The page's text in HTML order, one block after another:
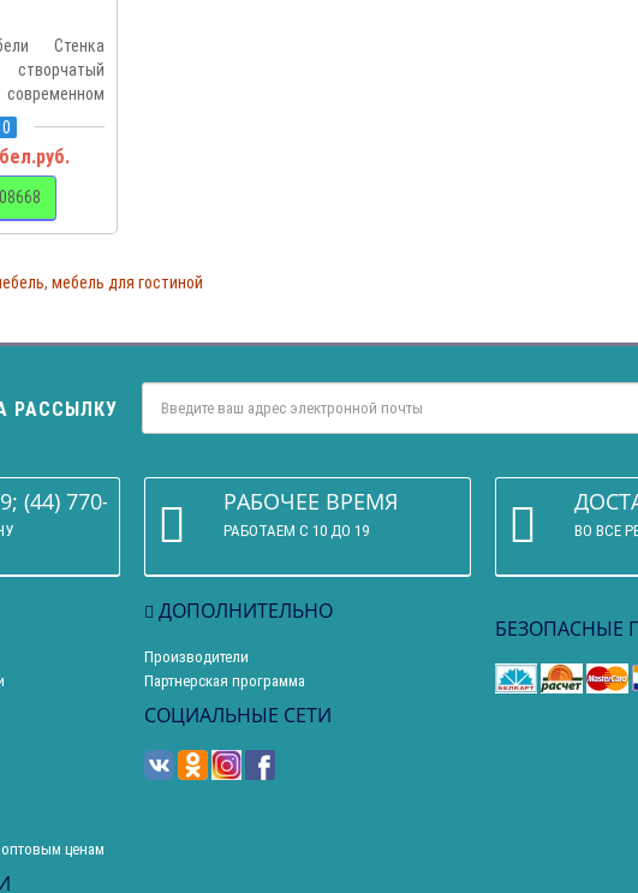
Стенка
0
, мебель для гостиной
РАССЫЛКУ
(44) 770-86-68 РАБОЧЕЕ ВРЕМЯ
РАБОТАЕМ С 10 ДО 19 ВО ВСЕ
ценам
ДОПОЛНИТЕЛЬНО
Производители
Партнерская программа
СОЦИАЛЬНЫЕ СЕТИ
БЕЗОПАСНЫЕ